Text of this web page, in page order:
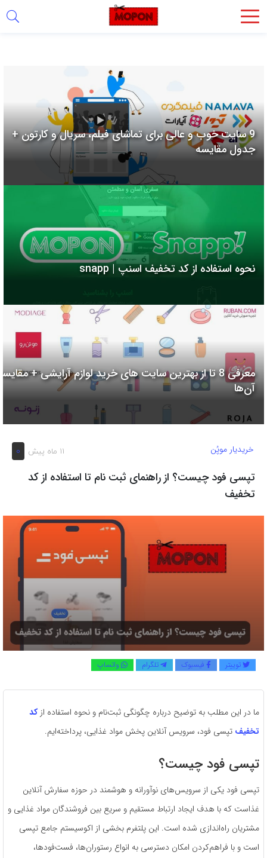
اشتراک
از
روش‌های
زیر
می‌توانید
صفحه
دوستان
خود
به
بگذارید.
لینک
9 سایت خوب و عالی برای تماشای فیلم، سریال و کارتون +
جدول مقایسه
نحوه استفاده از کد تخفیف اسنپ | snapp
معرفی 8 تا از بهترین سایت های خرید لوازم آرایشی +
آن‌ها
11 ماه پیش 0 خریدیار موپُن
تپسی فود چیست؟ از راهنمای ثبت نام تا استفاده از کد
تخفیف
توییتر فیسبوک تلگرام واتساپ
ما در این مطلب به توضیح درباره چگونگی ثبت‌نام و نحوه استفاده ازکد
تخفیف تپسی فود، سرویس آنلاین پخش مواد غذایی، پرداخته‌ایم.
تپسی فود چیست؟
تپسی فود یکی از سرویس‌های نوآورانه و هوشمند در حوزه سفارش آنلاین
غذاست که با هدف ایجاد ارتباط مستقیم و سریع بین فروشندگان مواد غذایی و
مشتریان راه‌اندازی شده است. این پلتفرم بخشی از اکوسیستم جامع تپسی
است و با فراهم‌کردن امکان دسترسی به انواع رستوران‌ها، فست‌فودها،